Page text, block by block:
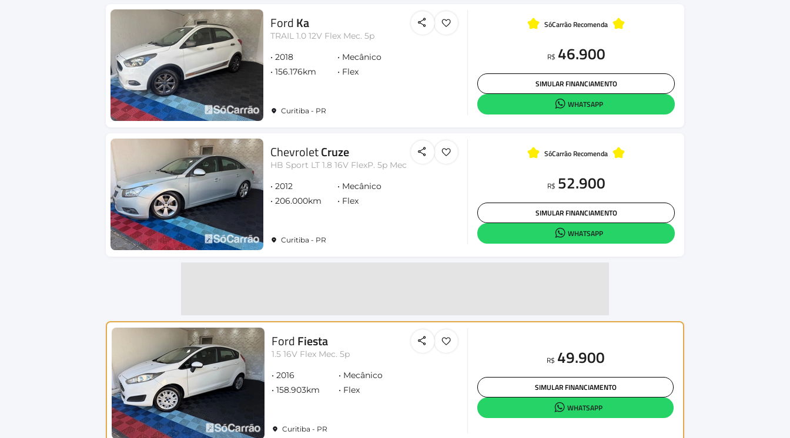
FordKa
TRAIL 1.0 12V Flex Mec. 5p
2018
Mecânico
156.176km
Flex
Curitiba - PR
SóCarrão Recomenda
R$ 46.900
SIMULAR FINANCIAMENTO
WHATSAPP
ChevroletCruze
HB Sport LT 1.8 16V FlexP. 5p Mec
2012
Mecânico
206.000km
Flex
Curitiba - PR
SóCarrão Recomenda
R$ 52.900
SIMULAR FINANCIAMENTO
WHATSAPP
FordFiesta
1.5 16V Flex Mec. 5p
2016
Mecânico
158.903km
Flex
Curitiba - PR
R$ 49.900
SIMULAR FINANCIAMENTO
WHATSAPP